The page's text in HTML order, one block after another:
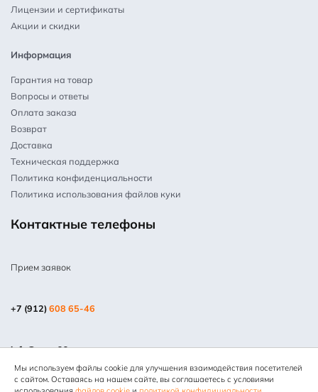
Лицензии и сертификаты
Акции и скидки
Информация
Гарантия на товар
Вопросы и ответы
Оплата заказа
Возврат
Доставка
Техническая поддержка
Политика конфиденциальности
Политика использования файлов куки
Контактные телефоны
Прием заявок
+7 (912)608 65-46
info@mpm66.ru
© 2013-2025 Все права защищены. Копирование информации
Мы используем файлы cookie для улучшения взаимодействия посетителей
с сайтом. Оставаясь на нашем сайте, вы соглашаетесь с условиями